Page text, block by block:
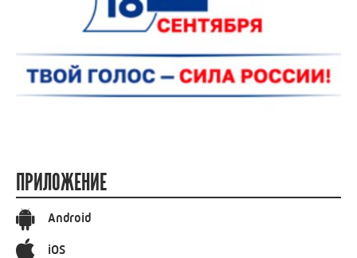
ПРИЛОЖЕНИЕ
Android
iOS